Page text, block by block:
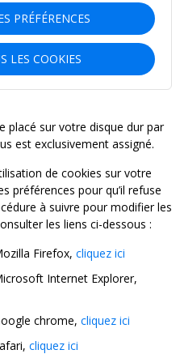
PRÉFÉRENCES
LES COOKIES
placé sur votre disque dur par
est exclusivement assigné.
de cookies sur votre
préférences pour qu’il refuse
à suivre pour modifier les
les liens ci-dessous :
Firefox, cliquez ici
Internet Explorer,
chrome, cliquez ici
cliquez ici